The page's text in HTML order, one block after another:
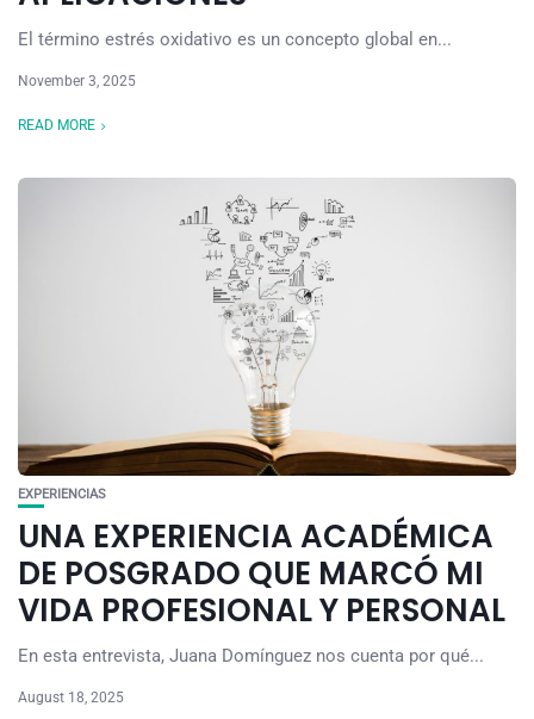
El término estrés oxidativo es un concepto global en...
November 3, 2025
READ MORE
EXPERIENCIAS
UNA EXPERIENCIA ACADÉMICA
DE POSGRADO QUE MARCÓ MI
VIDA PROFESIONAL Y PERSONAL
En esta entrevista, Juana Domínguez nos cuenta por qué...
August 18, 2025